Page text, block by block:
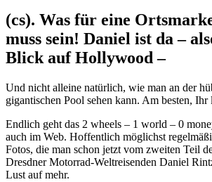
(cs). Was für eine
muss sein! Daniel ist da –
Blick auf Hollywood –
Und nicht alleine natürlich, wie man an der
gigantischen Pool sehen kann. Am besten, Ihr
Endlich geht das 2 wheels – 1 world – 0
auch im Web. Hoffentlich möglichst
Fotos, die man schon jetzt vom zweiten Teil
Dresdner Motorrad-Weltreisenden Daniel
Lust auf mehr.